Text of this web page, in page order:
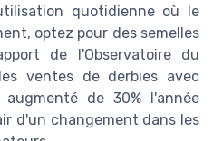
quotidienne où le
optez pour des semelles
de l'Observatoire du
ventes de derbies avec
de 30% l'année
d'un changement dans les